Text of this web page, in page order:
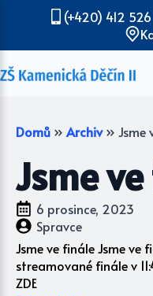
(+420) 412
Domů » Archiv » Jsme
Jsme
6 prosince, 2023
Spravce
Jsme ve finále Jsme ve
streamované finále v
ZDE